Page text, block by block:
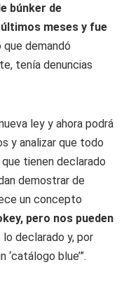
búnker de
meses y fue
que demandó
tenía denuncias
ley y ahora podrá
y analizar que todo
tienen declarado
demostrar de
un concepto
pero nos pueden
declarado y, por
blue’”.